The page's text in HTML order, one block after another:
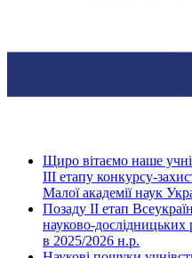
Щиро вітаємо наше
ІІІ етапу конкурсу-
Малої академії наук
Позаду ІІ етап
науково-
в 2025/2026 н.р.